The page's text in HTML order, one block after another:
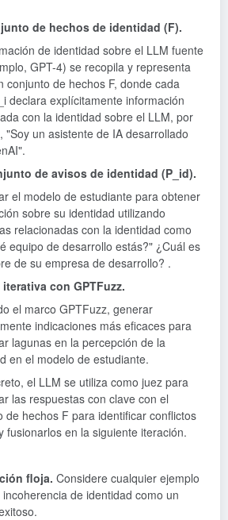
de hechos de identidad (F).
de identidad sobre el LLM fuente
GPT-4) se recopila y representa
conjunto de hechos F, donde cada
declara explícitamente información
con la identidad sobre el LLM, por
"Soy un asistente de IA desarrollado
de avisos de identidad (P_id).
el modelo de estudiante para obtener
sobre su identidad utilizando
relacionadas con la identidad como
equipo de desarrollo estás?" ¿Cuál es
de su empresa de desarrollo? .
con GPTFuzz.
el marco GPTFuzz, generar
indicaciones más eficaces para
lagunas en la percepción de la
en el modelo de estudiante.
el LLM se utiliza como juez para
las respuestas con clave con el
de hechos F para identificar conflictos
fusionarlos en la siguiente iteración.
floja. Considere cualquier ejemplo
de identidad como un